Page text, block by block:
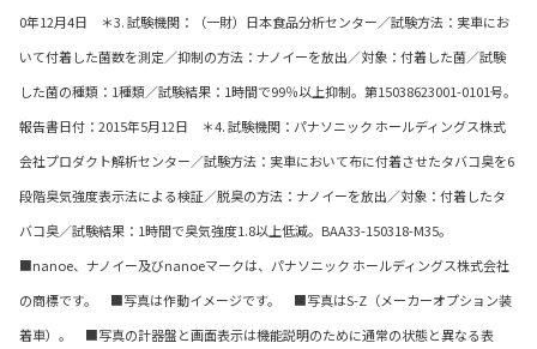
0年12月4日 ＊3. 試験機関：（一財）日本食品分析センター／試験方法：実車にお
いて付着した菌数を測定／抑制の方法：ナノイーを放出／対象：付着した菌／試験
した菌の種類：1種類／試験結果：1時間で99％以上抑制。第15038623001-0101号。
報告書日付：2015年5月12日 ＊4. 試験機関：パナソニック ホールディングス株式
会社プロダクト解析センター／試験方法：実車において布に付着させたタバコ臭を6
段階臭気強度表示法による検証／脱臭の方法：ナノイーを放出／対象：付着したタ
バコ臭／試験結果：1時間で臭気強度1.8以上低減。BAA33-150318-M35。
■nanoe、ナノイー及びnanoeマークは、パナソニック ホールディングス株式会社
の商標です。 ■写真は作動イメージです。 ■写真はS-Z（メーカーオプション装
着車）。 ■写真の計器盤と画面表示は機能説明のために通常の状態と異なる表